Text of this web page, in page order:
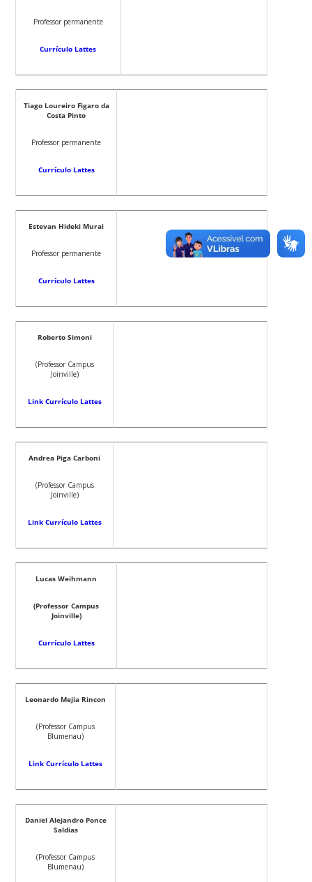
Professor permanente
Currículo Lattes
Tiago Loureiro Figaro da
Costa Pinto
Professor permanente
Currículo Lattes
Estevan Hideki Murai
Professor permanente
Currículo Lattes
Roberto Simoni
(Professor Campus
Joinville)
Link Currículo Lattes
Andrea Piga Carboni
(Professor Campus
Joinville)
Link Currículo Lattes
Lucas Weihmann
(Professor Campus
Joinville)
Currículo Lattes
Leonardo Mejia Rincon
(Professor Campus
Blumenau)
Link Currículo Lattes
Daniel Alejandro Ponce
Saldias
(Professor Campus
Blumenau)